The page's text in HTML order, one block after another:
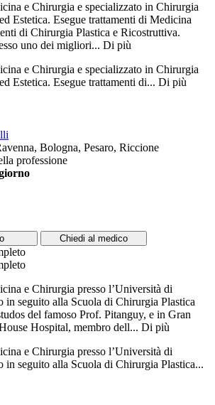
e Chirurgia e specializzato in Chirurgia
Estetica. Esegue trattamenti di Medicina
di Chirurgia Plastica e Ricostruttiva.
uno dei migliori... Di più
e Chirurgia e specializzato in Chirurgia
Estetica. Esegue trattamenti di... Di più
Bologna, Pesaro, Riccione
professione
Chiedi al medico
e Chirurgia presso l’Università di
in seguito alla Scuola di Chirurgia Plastica
del famoso Prof. Pitanguy, e in Gran
Hospital, membro dell... Di più
e Chirurgia presso l’Università di
in seguito alla Scuola di Chirurgia Plastica...